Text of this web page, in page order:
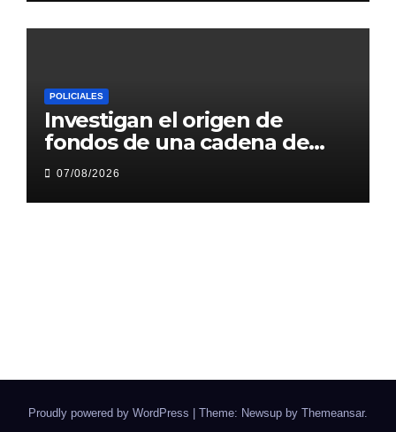
POLICIALES
Investigan el origen de
fondos de una cadena de
gimnasios en el nordeste
07/08/2026
Proudly powered by WordPress | Theme: Newsup by Themeansar.